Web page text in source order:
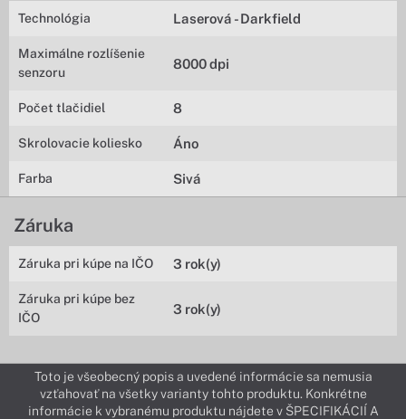
Technológia Laserová - Darkfield
Maximálne rozlíšenie
senzoru
8000 dpi
Počet tlačidiel 8
Skrolovacie koliesko Áno
Farba Sivá
Záruka
Záruka pri kúpe na IČO 3 rok(y)
Záruka pri kúpe bez
IČO
3 rok(y)
Toto je všeobecný popis a uvedené informácie sa nemusia
vzťahovať na všetky varianty tohto produktu. Konkrétne
informácie k vybranému produktu nájdete v ŠPECIFIKÁCIÍ A